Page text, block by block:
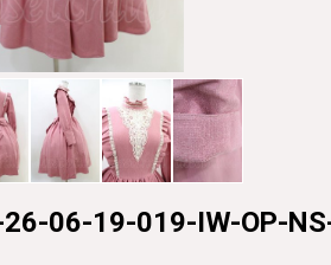
06-19-019-IW-OP-